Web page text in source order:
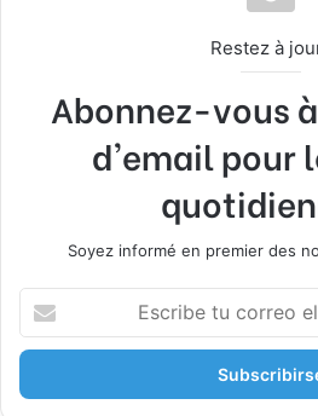
Restez à
Abonnez-vous
d'email pour
Soyez informé en premier des
c
i